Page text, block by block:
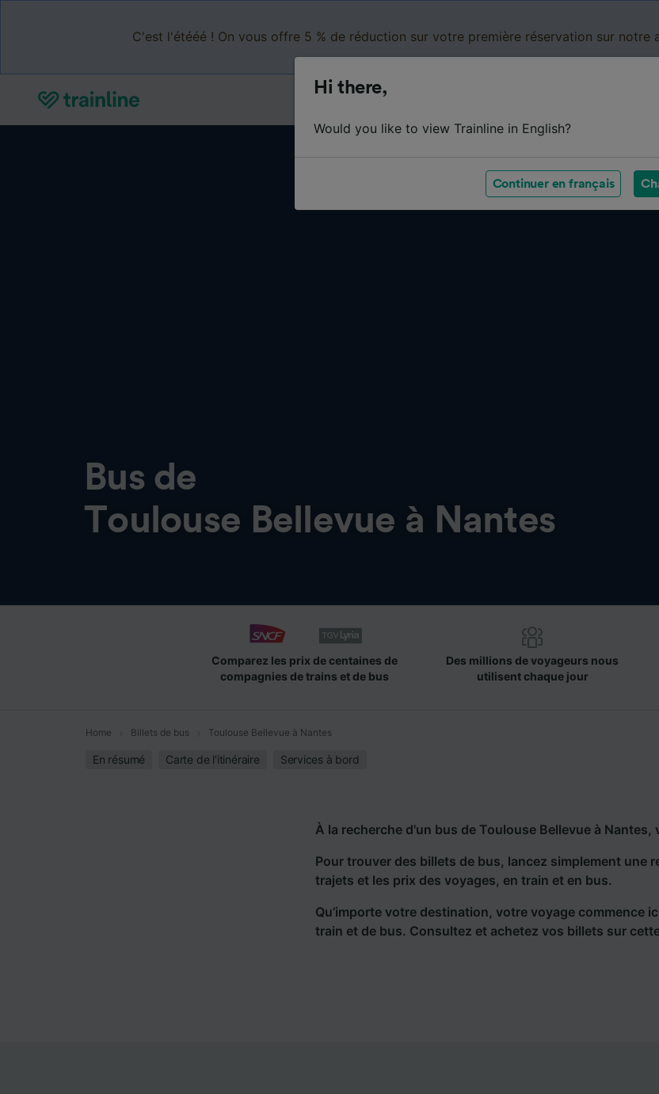
C'est l'étééé ! On vous offre 5 % de réduction sur votre première réservation sur notre
Bus de
Toulouse Bellevue à Nantes
Comparez les prix de centaines de
compagnies de trains et de bus
Des millions de voyageurs nous
utilisent chaque jour
Home Billets de bus Toulouse Bellevue à Nantes
En résumé Carte de l'itinéraire Services à bord
À la recherche d'un bus de Toulouse Bellevue à
Pour trouver des billets de bus, lancez simplement une
trajets et les prix des voyages, en train et en bus.
Qu’importe votre destination, votre voyage commence
train et de bus. Consultez et achetez vos billets sur
Hi there,
Would you like to view Trainline in English?
Continuer en français